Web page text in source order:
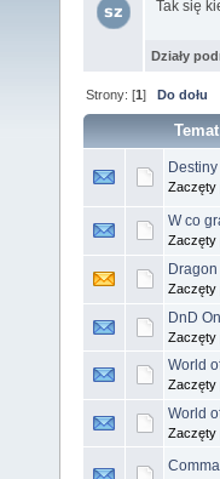
Tak się
Działy
Strony: [1]Do dołu
Temat
Destiny
Zaczęty
W co
Zaczęty
Zaczęty
DnD
Zaczęty
World
Zaczęty
World
Zaczęty